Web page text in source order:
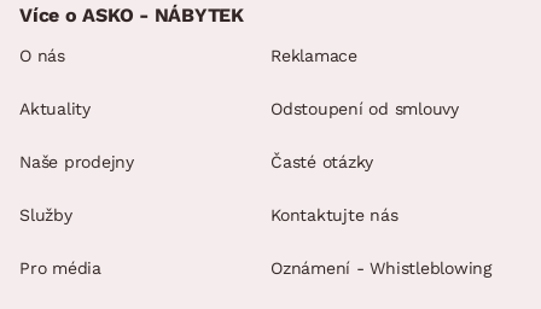
Více o ASKO - NÁBYTEK
O nás
Aktuality
Naše prodejny
Služby
Pro média
Reklamace
Odstoupení od smlouvy
Časté otázky
Kontaktujte nás
Oznámení - Whistleblowing